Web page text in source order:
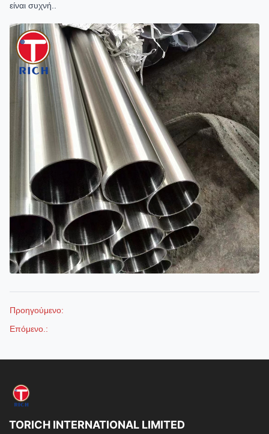
είναι συχνή..
Προηγούμενο:
Επόμενο.:
TORICH INTERNATIONAL LIMITED